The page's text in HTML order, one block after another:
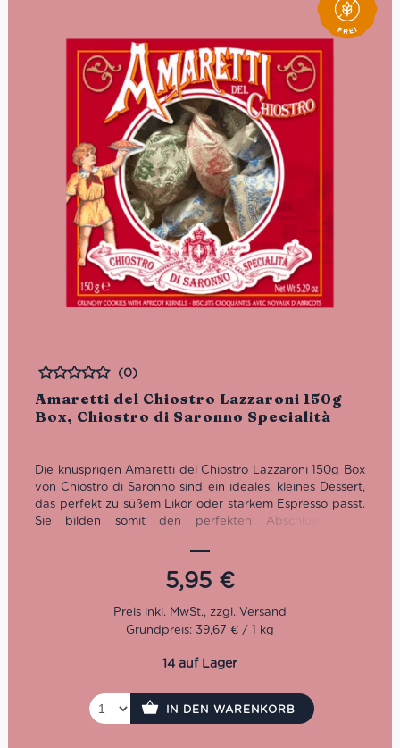
Amaretti del Chiostro Lazzaroni 150g
Box, Chiostro di Saronno Specialità
Bewertet
(0)
Die knusprigen Amaretti del Chiostro Lazzaroni 150g Box
von Chiostro di Saronno sind ein ideales, kleines Dessert,
das perfekt zu süßem Likör oder starkem Espresso passt.
Sie bilden somit den perfekten Abschluss eines
verpackt sind, sind sie außerdem ein schönes Mitbringsel.
5,95 €
Grundpreis: 39,67 € / 1 kg
14 auf Lager
IN DEN WARENKORB